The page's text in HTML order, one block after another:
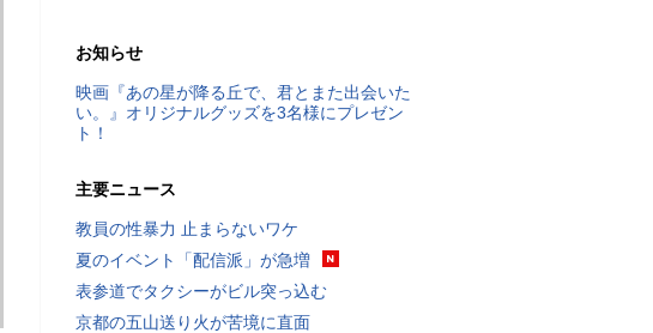
お知らせ
映画『あの星が降る丘で、君とまた出会いた
い。』オリジナルグッズを3名様にプレゼン
ト！
主要ニュース
教員の性暴力 止まらないワケ
夏のイベント「配信派」が急増
表参道でタクシーがビル突っ込む
京都の五山送り火が苦境に直面